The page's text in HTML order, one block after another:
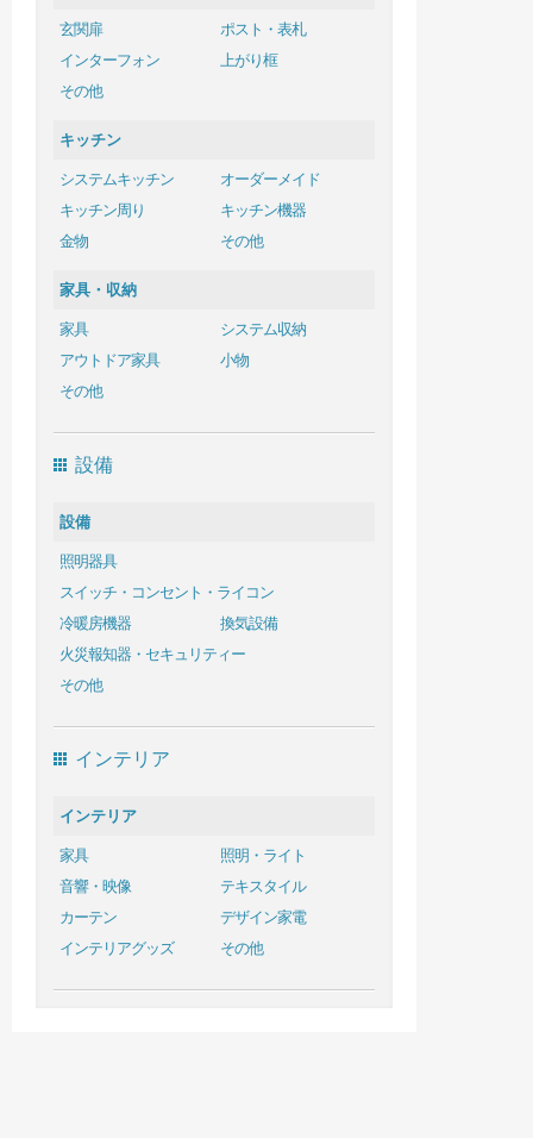
玄関扉
ポスト・表札
インターフォン
上がり框
その他
キッチン
システムキッチン
オーダーメイド
キッチン周り
キッチン機器
金物
その他
家具・収納
家具
システム収納
アウトドア家具
小物
その他
設備
設備
照明器具
スイッチ・コンセント・ライコン
冷暖房機器
換気設備
火災報知器・セキュリティー
その他
インテリア
インテリア
家具
照明・ライト
音響・映像
テキスタイル
カーテン
デザイン家電
インテリアグッズ
その他